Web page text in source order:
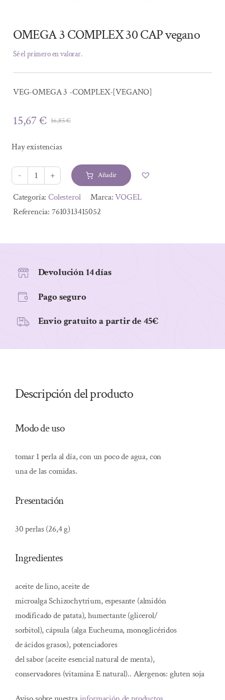
OMEGA 3 COMPLEX 30 CAP vegano
Sé el primero en valorar.
VEG-OMEGA 3 -COMPLEX-[VEGANO]
16,85€El
era:
16,85 €.
15,67€
El
es:
15,67 €.
Hay existencias
OMEGA
3
COMPLEX
cantidad
Añadir
Alternative:
Categoría:Colesterol Marca:VOGEL
Referencia: 7610313415052
Devolución 14 días
Pago seguro
Envio gratuito a partir de 45€
Descripción del producto
Modo de uso
tomar 1 perla al día, con un poco de agua, con
una de las comidas.
Presentación
30 perlas (26,4 g)
Ingredientes
aceite de lino, aceite de
microalga Schizochytrium, espesante (almidón
modificado de patata), humectante (glicerol/
sorbitol), cápsula (alga Eucheuma, monoglicéridos
de ácidos grasos), potenciadores
del sabor (aceite esencial natural de menta),
conservadores (vitamina E natural).. Alergenos: gluten soja